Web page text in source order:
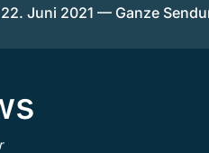
Juni 2021 — Ganze